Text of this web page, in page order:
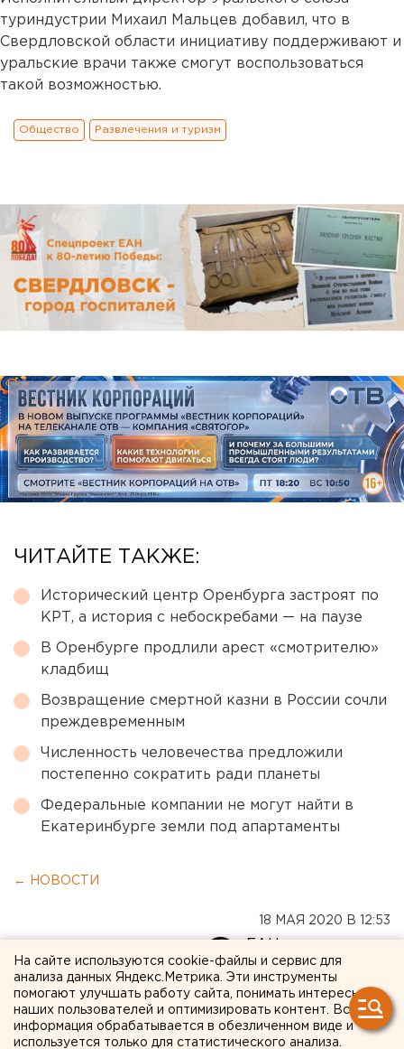
туриндустрии Михаил Мальцев добавил, что в
Свердловской области инициативу поддерживают и
уральские врачи также смогут воспользоваться
такой возможностью.
Общество Развлечения и туризм
ЧИТАЙТЕ ТАКЖЕ:
Исторический центр Оренбурга застроят по
КРТ, а история с небоскребами — на паузе
В Оренбурге продлили арест «смотрителю»
кладбищ
Возвращение смертной казни в России сочли
преждевременным
Численность человечества предложили
постепенно сократить ради планеты
Федеральные компании не могут найти в
Екатеринбурге земли под апартаменты
← НОВОСТИ
18 МАЯ 2020 В 12:53
В тренде индивидуальный
туризм: куда поедут
На сайте используются cookie-файлы и сервис для
анализа данных Яндекс.Метрика. Эти инструменты
помогают улучшать работу сайта, понимать интересы
наших пользователей и оптимизировать контент. Вся
информация обрабатывается в обезличенном виде и
используется только для статистического анализа.